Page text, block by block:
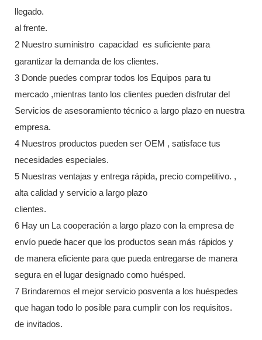
llegado.
al frente.
2 Nuestro suministro capacidad
es suficiente para
garantizar la demanda de los clientes.
3 Donde puedes comprar todos los Equipos para tu
mercado ,mientras tanto los clientes pueden disfrutar del
Servicios de asesoramiento técnico a largo plazo en nuestra
empresa.
4 Nuestros productos pueden ser OEM , satisface tus
necesidades especiales.
5 Nuestras ventajas y entrega rápida, precio competitivo. ,
alta calidad y servicio a largo plazo
clientes.
6 Hay un La cooperación a largo plazo con la empresa de
envío puede hacer que los productos sean más rápidos y
de manera eficiente para que pueda entregarse de manera
segura en el lugar designado como huésped.
7 Brindaremos el mejor servicio posventa a los huéspedes
que hagan todo lo posible para cumplir con los requisitos.
de invitados.